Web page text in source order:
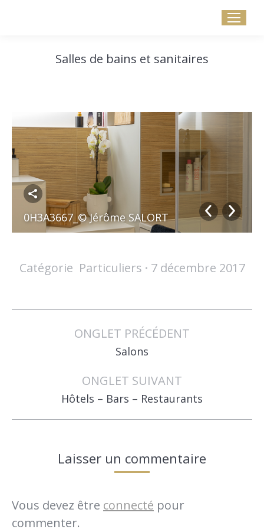
Salles de bains et sanitaires
0H3A3667_© Jérôme SALORT
Catégorie Particuliers 7 décembre 2017
ONGLET PRÉCÉDENT
Onglet
Salons
ONGLET SUIVANT
Onglet
Hôtels – Bars – Restaurants
Laisser un commentaire
Vous devez être connecté pour
commenter.